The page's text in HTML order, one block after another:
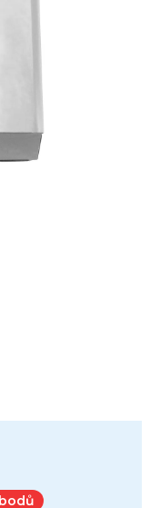
bodů